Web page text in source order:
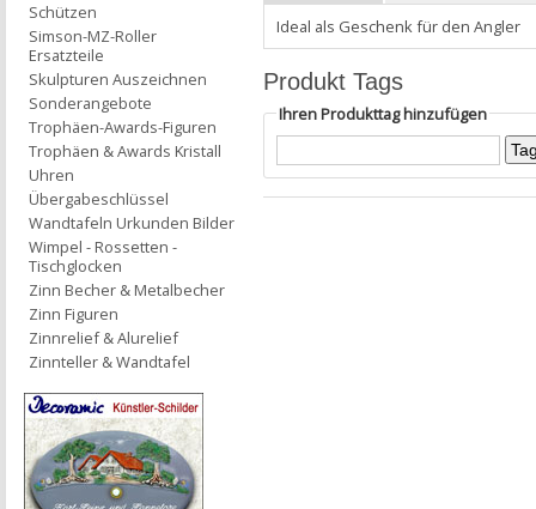
Ideal als Geschenk für den Angler
Produkt Tags
Ihren Produkttag hinzufügen
Schützen
Simson-MZ-Roller
Ersatzteile
Skulpturen Auszeichnen
Sonderangebote
Trophäen-Awards-Figuren
Trophäen & Awards Kristall
Uhren
Übergabeschlüssel
Wandtafeln Urkunden Bilder
Wimpel - Rossetten -
Tischglocken
Zinn Becher & Metalbecher
Zinn Figuren
Zinnrelief & Alurelief
Zinnteller & Wandtafel